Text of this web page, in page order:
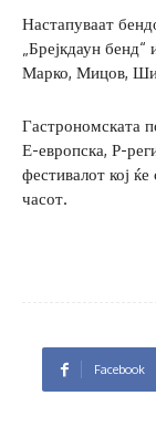
Настапуваат
„Брејкдаун
Марко, Мицов,
Гастрономската
Е-европска, Р-
фестивалот кој
часот.
Facebook